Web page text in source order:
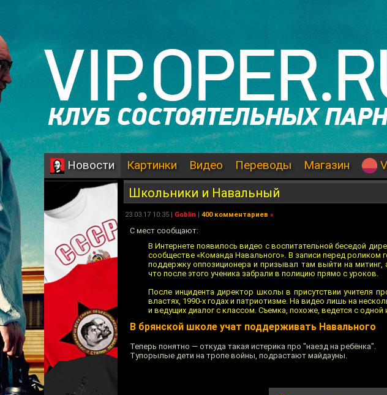
Новости Картинки Видео Переводы Магазин
Школьники и Навальный
23.03.17 10:35 | Goblin | 400 комментариев »
С мест сообщают:
В Интернете появилось видео с воспитательной беседой
сообществе «Команда Навального». В записи перед роликом
поддержку оппозиционера и призывал там выйти на
что после этого ученика забрали в полицию прямо с уроков.
После инцидента директор школы в присутствии учителя
властях, 1990-х годах и патриотизме. На видео лишь на
и ведущих диалог с классом. Съемка, похоже, ведется с одной
В брянской школе учат поддерживать Навального
Теперь понятно — откуда такая истерика про "наезд на ребёнка".
Тупорылые дети на тропе войны, подрастают майдауны.